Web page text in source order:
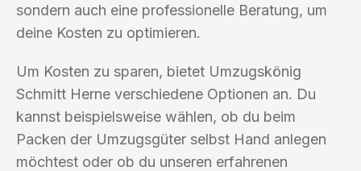
sondern auch eine professionelle Beratung, um
deine Kosten zu optimieren.
Um Kosten zu sparen, bietet Umzugskönig
Schmitt Herne verschiedene Optionen an. Du
kannst beispielsweise wählen, ob du beim
Packen der Umzugsgüter selbst Hand anlegen
möchtest oder ob du unseren erfahrenen